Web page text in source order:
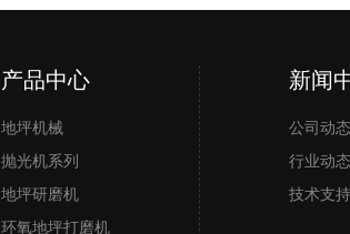
产品中心
地坪机械
抛光机系列
地坪研磨机
环氧地坪打磨机
新闻
公司动态
行业动态
技术支持
微